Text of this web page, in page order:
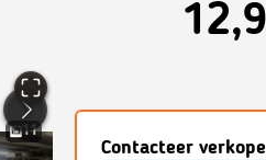
11
Contacteer